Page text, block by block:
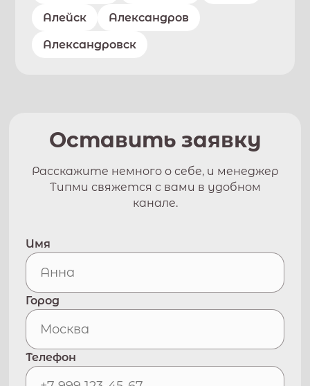
Алейск Александров
Александровск
Оставить заявку
Расскажите немного о себе, и менеджер
Типми свяжется с вами в удобном
канале.
Имя
Город
Телефон